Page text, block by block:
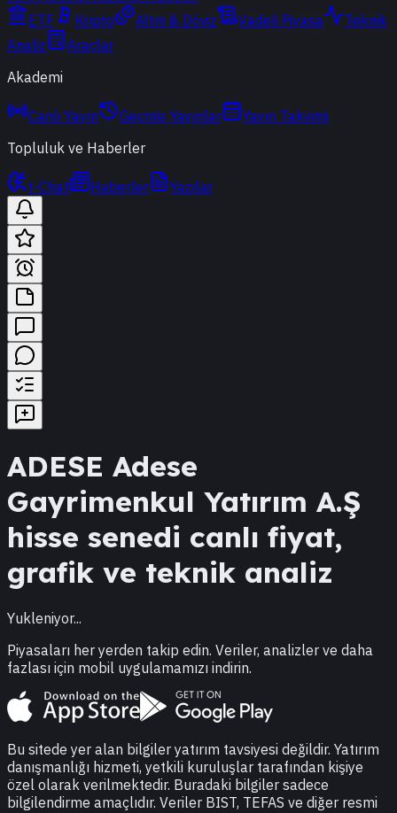
ETF
Kripto Altın & Döviz Vadeli Piyasa
Teknik
Analiz
Araçlar
Akademi
Canlı Yayın Geçmiş Yayınlar
Yayın Takvimi
Topluluk ve Haberler
t-Chat Haberler Yazılar
ADESE Adese
Gayrimenkul Yatırım A.Ş
hisse senedi canlı fiyat,
grafik ve teknik analiz
Yukleniyor...
Piyasaları her yerden takip edin. Veriler, analizler ve daha
fazlası için mobil uygulamamızı indirin.
Bu sitede yer alan bilgiler yatırım tavsiyesi değildir. Yatırım
danışmanlığı hizmeti, yetkili kuruluşlar tarafından kişiye
özel olarak verilmektedir. Buradaki bilgiler sadece
bilgilendirme amaçlıdır. Veriler BIST, TEFAS ve diğer resmi